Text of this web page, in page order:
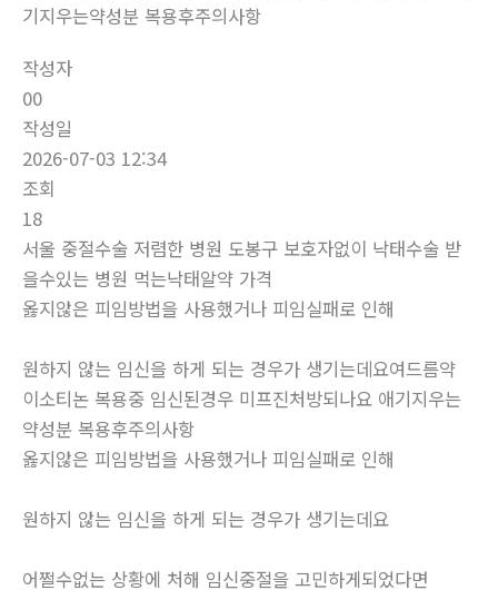
기지우는약성분 복용후주의사항
작성자
00
작성일
2026-07-03 12:34
조회
18
서울 중절수술 저렴한 병원 도봉구 보호자없이 낙태수술 받
을수있는 병원 먹는낙­태알약 가격
옳지않은 피임방법을 사용했거나 피임실패로 인해
원하지 않는 임신을 하게 되는 경우가 생기는데요여드름약
이소티논 복용중 임신된경우 미프진처방되나요 애기지우는
약성분 복용후주의사항
옳지않은 피임방법을 사용했거나 피임실패로 인해
원하지 않는 임신을 하게 되는 경우가 생기는데요
어쩔수없는 상황에 처해 임신중절을 고민하게되었다면